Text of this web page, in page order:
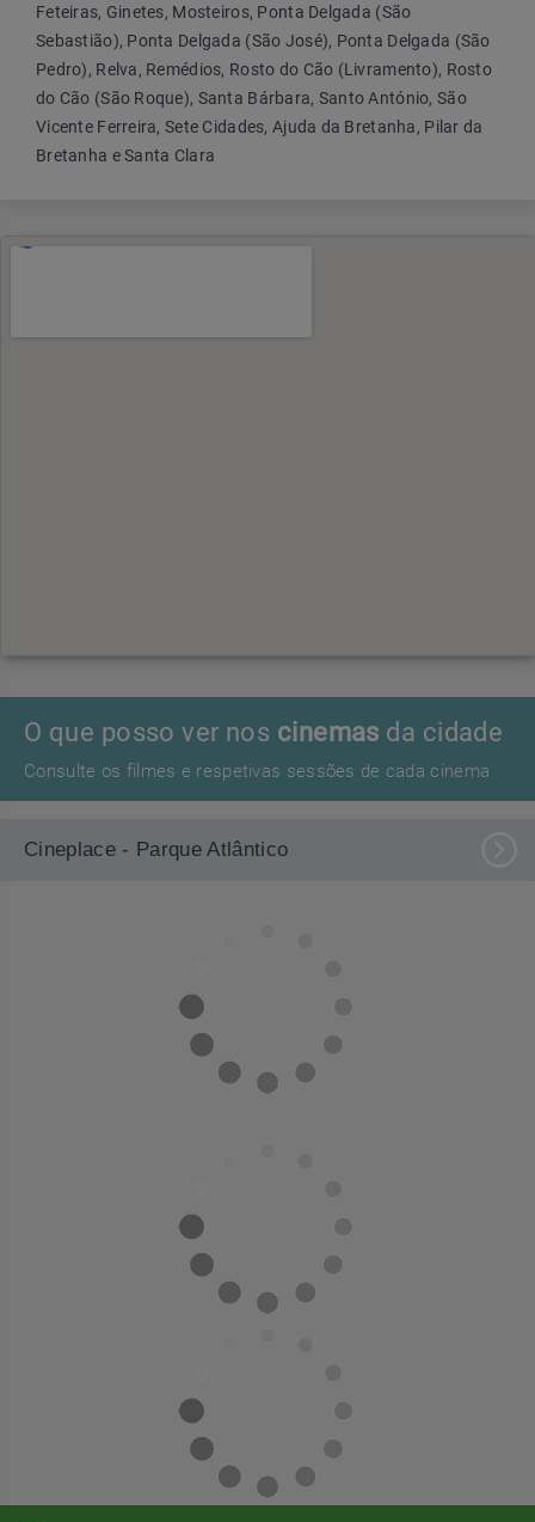
Feteiras, Ginetes, Mosteiros, Ponta Delgada (São
Sebastião), Ponta Delgada (São José), Ponta Delgada (São
Pedro), Relva, Remédios, Rosto do Cão (Livramento), Rosto
do Cão (São Roque), Santa Bárbara, Santo António, São
Vicente Ferreira, Sete Cidades, Ajuda da Bretanha, Pilar da
Bretanha e Santa Clara
O que posso ver nos cinemas da cidade
Consulte os filmes e respetivas sessões de cada cinema
Cineplace - Parque Atlântico